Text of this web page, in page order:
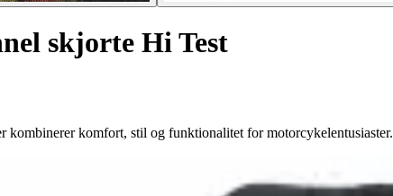
skjorte Hi Test
komfort, stil og funktionalitet for motorcykelentusiaster.